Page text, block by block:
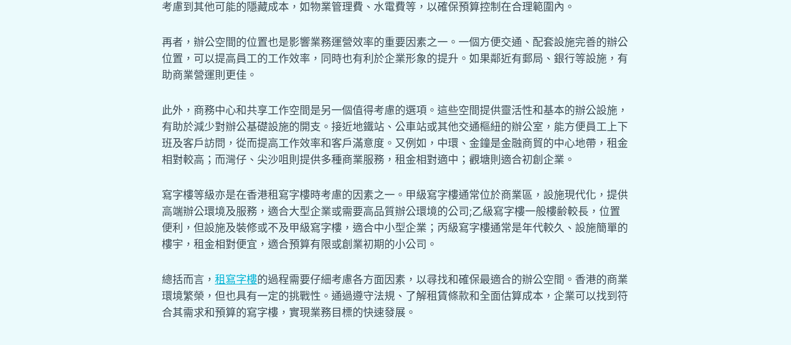
考慮到其他可能的隱藏成本，如物業管理費、水電費等，以確保預算控制在合理範圍內。
再者，辦公空間的位置也是影響業務運營效率的重要因素之一。一個方便交通、配套設施完善的辦公
位置，可以提高員工的工作效率，同時也有利於企業形象的提升。如果鄰近有郵局、銀行等設施，有
助商業營運則更佳。
此外，商務中心和共享工作空間是另一個值得考慮的選項。這些空間提供靈活性和基本的辦公設施，
有助於減少對辦公基礎設施的開支。接近地鐵站、公車站或其他交通樞紐的辦公室，能方便員工上下
班及客戶訪問，從而提高工作效率和客戶滿意度。又例如，中環、金鐘是金融商貿的中心地帶，租金
相對較高；而灣仔、尖沙咀則提供多種商業服務，租金相對適中；觀塘則適合初創企業。
寫字樓等級亦是在香港租寫字樓時考慮的因素之一。甲級寫字樓通常位於商業區，設施現代化，提供
高端辦公環境及服務，適合大型企業或需要高品質辦公環境的公司;乙級寫字樓一般樓齢較長，位置
便利，但設施及裝修或不及甲級寫字樓，適合中小型企業；丙級寫字樓通常是年代較久、設施簡單的
樓宇，租金相對便宜，適合預算有限或創業初期的小公司。
總括而言， 租寫字樓的過程需要仔細考慮各方面因素，以尋找和確保最適合的辦公空間。香港的商業
環境繁榮，但也具有一定的挑戰性。通過遵守法規、了解租賃條款和全面估算成本，企業可以找到符
合其需求和預算的寫字樓，實現業務目標的快速發展。